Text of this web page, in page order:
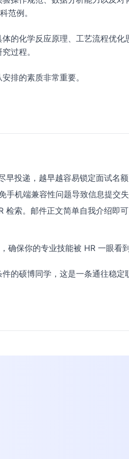
范例。
的化学反应原理、工艺流程优化
过程。
排的素质非常重要。
投递，越早越容易锁定面试名额
机端兼容性问题导致信息提交失
检索。邮件正文简单自我介绍即
确保你的专业技能被 HR 一眼看到
的硕博同学，这是一条通往稳定